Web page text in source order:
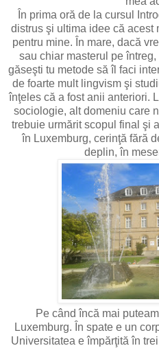
În prima oră de la cursul
distrus şi ultima idee că acest
pentru mine. În mare, dacă
sau chiar masterul pe
găseşti tu metode să îl faci
de foarte mult lingvism şi
înţeles că a fost anii anteriori.
sociologie, alt domeniu care
trebuie urmărit scopul final şi
în Luxemburg, cerinţă fără
deplin, în
Pe când încă mai
Luxemburg. În spate e un
Universitatea e împărţită în